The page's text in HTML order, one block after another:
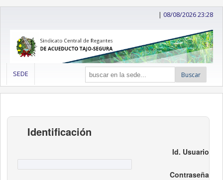
|08/08/2026 23:28
SEDE Buscar
Identificación
Id. Usuario
Contraseña